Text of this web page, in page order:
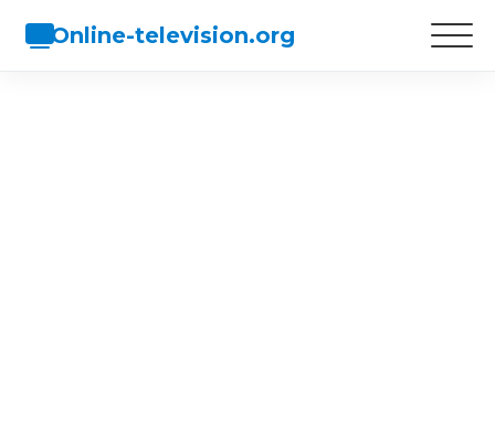
Online-television.org